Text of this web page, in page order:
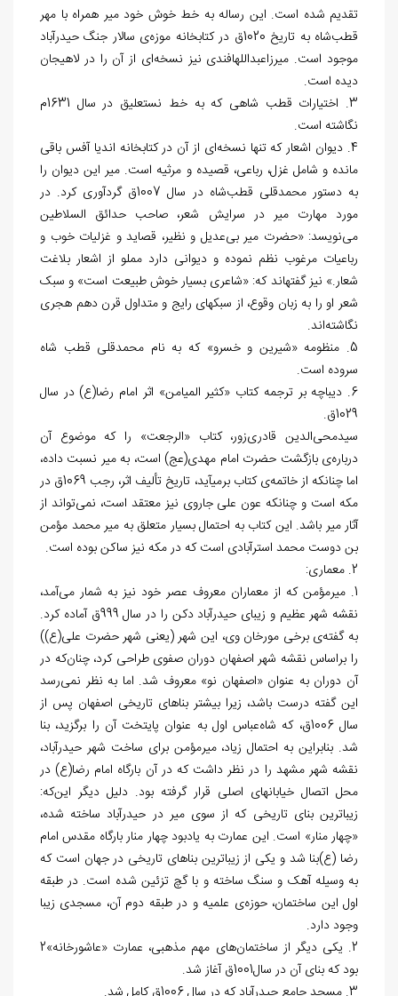
تقدیم شده است. این رساله به خط خوش خود میر همراه با مهر
قطب‌شاه به تاریخ 1020ق در کتابخانه موزه‌ی سالار جنگ حیدرآباد
موجود است. میرزاعبدالله‏افندی نیز نسخه‌ای از آن را در لاهیجان
دیده است.
3. اختیارات قطب شاهی که به خط نستعلیق در سال 1631م
نگاشته است.
4. دیوان اشعار که تنها نسخه‌ای از آن در کتابخانه اندیا آفس باقی
مانده و شامل غزل، رباعی، قصیده و مرثیه است. میر این دیوان را
به دستور محمدقلی قطب‌شاه در سال 1007ق گردآوری کرد. در
مورد مهارت میر در سرایش شعر، صاحب حدائق السلاطین
می‌نویسد: «حضرت میر بی‌عدیل و نظیر، قصاید و غزلیات خوب و
رباعیات مرغوب نظم نموده و دیوانی دارد مملو از اشعار بلاغت
شعار.» نیز گفته‎اند که: «شاعری بسیار خوش طبیعت است» و سبک
شعر او را به زبان وقوع، از سبک‎های رایج و متداول قرن دهم هجری
نگاشته‌اند.
5. منظومه «شیرین و خسرو» که به نام محمدقلی قطب شاه
سروده است.
6. دیباچه بر ترجمه کتاب «کثیر المیامن» اثر امام رضا(ع) در سال
1029ق.
سیدمحی‌الدین قادری‌زور، کتاب «الرجعت» را که موضوع آن
درباره‌ی بازگشت حضرت امام مهدی(عج) است، به میر نسبت داده،
اما چنان‎که از خاتمه‌ی کتاب برمی‎آید، تاریخ تألیف اثر، رجب 1069ق در
مکه است و چنان‎که عون علی جاروی نیز معتقد است، نمی‌تواند از
آثار میر باشد. این کتاب به احتمال بسیار متعلق به میر محمد مؤمن
بن دوست محمد استرآبادی است که در مکه نیز ساکن بوده است.
2. معماری:
1. میرمؤمن که از معماران معروف عصر خود نیز به شمار می‌آمد،
نقشه شهر عظیم و زیبای‏ حیدرآباد دکن را در سال 999ق آماده کرد.
به گفته‌ی برخی مورخان وی‏، این شهر (یعنی شهر حضرت علی(ع))
را براساس نقشه شهر اصفهان دوران صفوی‏ طراحی کرد، چنان‌که در
آن دوران‏ به عنوان «اصفهان نو» معروف شد. اما به نظر نمی‌رسد
این گفته درست باشد، زیرا بیشتر بناهای تاریخی اصفهان پس از
سال 1006ق، که شاه‌عباس اول به عنوان پایتخت آن را برگزید، بنا
شد. بنابراین به احتمال زیاد، میرمؤمن برای ساخت شهر حیدرآباد،
نقشه شهر مشهد را در نظر داشت که در آن بارگاه امام رضا(ع) در
محل اتصال خیابان‎های اصلی قرار گرفته بود. دلیل دیگر این‌که:
زیباترین بنای تاریخی که از سوی میر در حیدرآباد ساخته شده،
«چهار منار» است. این‏ عمارت به یادبود چهار منار بارگاه مقدس‏ امام
رضا (ع)بنا شد و یکی از زیباترین بناهای تاریخی در جهان است که
به وسیله آهک و سنگ ساخته و با گچ تزئین شده است. در طبقه
اول این‏ ساختمان، حوزه‌ی علمیه و در طبقه دوم آن، مسجدی زیبا
وجود دارد.
2. یکی دیگر از ساختمان‌های مهم مذهبی،‏ عمارت «عاشورخانه»2
بود که بنای آن در سال1001ق آغاز شد.